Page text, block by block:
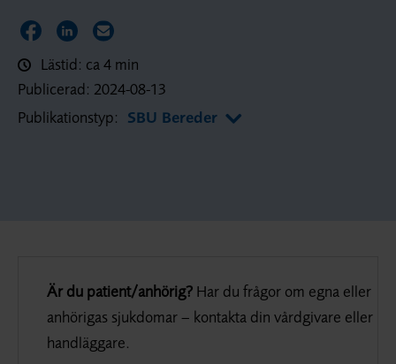
Dela sidan på Facebook
Dela sidan på LinkedIn
Dela sidan via E-post
Lästid: ca 4 min
Publicerad: 2024-08-13
Publikationstyp: SBU Bereder
Är du patient/anhörig? Har du frågor om egna eller
anhörigas sjukdomar – kontakta din vårdgivare eller
handläggare.